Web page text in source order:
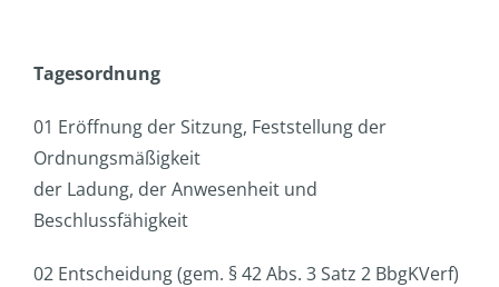
Tagesordnung
01 Eröffnung der Sitzung, Feststellung der
Ordnungsmäßigkeit
der Ladung, der Anwesenheit und
Beschlussfähigkeit
02 Entscheidung (gem. § 42 Abs. 3 Satz 2 BbgKVerf)